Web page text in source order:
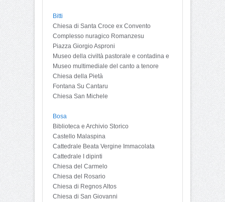
Bitti
Chiesa di Santa Croce ex Convento
Complesso nuragico Romanzesu
Piazza Giorgio Asproni
Museo della civiltà pastorale e contadina e
Museo multimediale del canto a tenore
Chiesa della Pietà
Fontana Su Cantaru
Chiesa San Michele
Bosa
Biblioteca e Archivio Storico
Castello Malaspina
Cattedrale Beata Vergine Immacolata
Cattedrale I dipinti
Chiesa del Carmelo
Chiesa del Rosario
Chiesa di Regnos Altos
Chiesa di San Giovanni